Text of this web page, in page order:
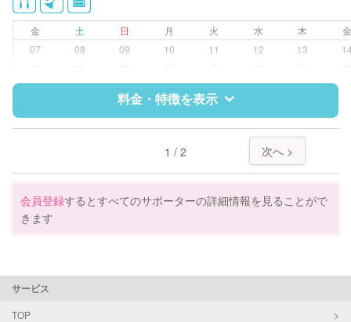
ゴミの分別/ゴミ出し
近隣買い物
庭の手入れ/植木の水やり
金 土 日 月 火 水 木
07
08 09 10 11 12 13
料金・特徴を表示
サポートの特徴
資格
1 / 2 次へ >
会員登録するとすべてのサポーターの詳細情報を見ることがで
きます
サービス
TOP